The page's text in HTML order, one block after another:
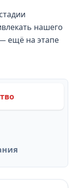
нашего
ещё на этапе